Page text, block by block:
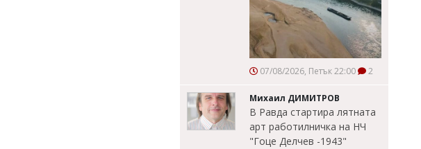
07/08/2026, Петък 22:00 2
Михаил ДИМИТРОВ
В Равда стартира лятната
арт работилничка на НЧ
"Гоце Делчев -1943"